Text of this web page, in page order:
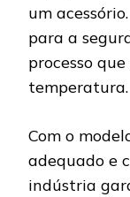
um
para a
processo
temperatura.
Com o
adequado e
indústria